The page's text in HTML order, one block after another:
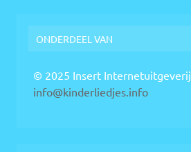
ONDERDEEL VAN
© 2025 Insert Internetuitgeverij
info@kinderliedjes.info